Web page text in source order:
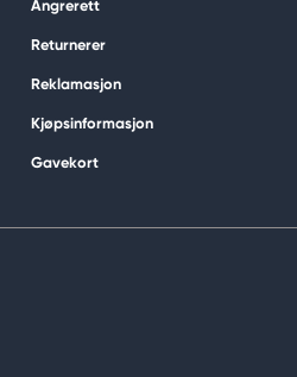
Angrerett
Returnerer
Reklamasjon
Kjøpsinformasjon
Gavekort